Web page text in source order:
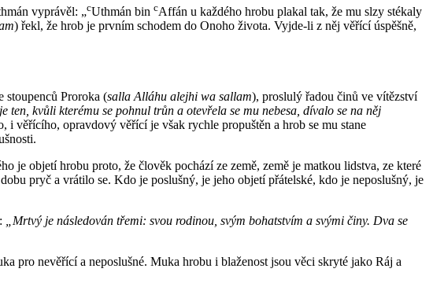
vyprávěl: „cUthmán bin cAffán u každého hrobu plakal tak, že mu slzy stékaly
) řekl, že hrob je prvním schodem do Onoho života. Vyjde-li z něj věřící úspěšně,
stoupenců Proroka (salla Alláhu alejhi wa sallam), proslulý řadou činů ve vítězství
ten, kvůli kterému se pohnul trůn a otevřela se mu nebesa, dívalo se na něj
i věřícího, opravdový věřící je však rychle propuštěn a hrob se mu stane
je objetí hrobu proto, že člověk pochází ze země, země je matkou lidstva, ze které
pryč a vrátilo se. Kdo je poslušný, je jeho objetí přátelské, kdo je neposlušný, je
„Mrtvý je následován třemi: svou rodinou, svým bohatstvím a svými činy. Dva se
pro nevěřící a neposlušné. Muka hrobu i blaženost jsou věci skryté jako Ráj a